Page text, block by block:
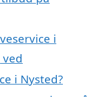
i
i Nysted?